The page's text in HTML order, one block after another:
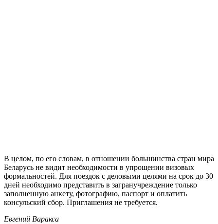
В целом, по его словам, в отношении большинства стран мира
Беларусь не видит необходимости в упрощении визовых
формальностей. Для поездок с деловыми целями на срок до 30
дней необходимо представить в загранучреждение только
заполненную анкету, фотографию, паспорт и оплатить
консульский сбор. Приглашения не требуется.
Евгений Варакса